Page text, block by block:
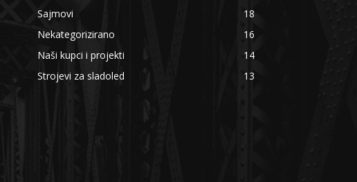
Sajmovi
18
Nekategorizirano
16
Naši kupci i projekti
14
Strojevi za sladoled
13